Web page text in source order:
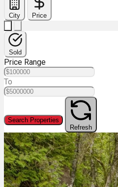
City Price
Sold
Price Range
To
Search Properties
Refresh